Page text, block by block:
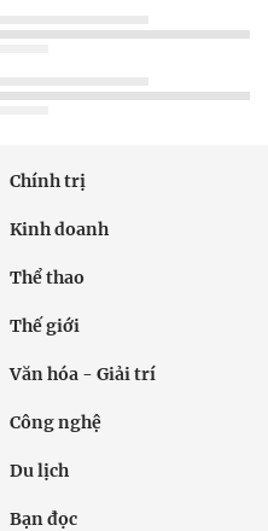
Chính trị
Kinh doanh
Thể thao
Thế giới
Văn hóa - Giải trí
Công nghệ
Du lịch
Bạn đọc